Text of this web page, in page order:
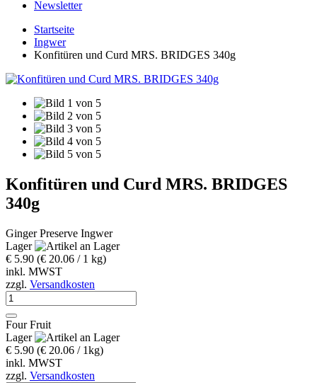
Newsletter
Startseite
Ingwer
Konfitüren und Curd MRS. BRIDGES 340g
Konfitüren und Curd MRS. BRIDGES
340g
Ginger Preserve Ingwer
Lager
€ 5.90 (€ 20.06 / 1 kg)
inkl. MWST
zzgl. Versandkosten
Four Fruit
Lager
€ 5.90 (€ 20.06 / 1kg)
inkl. MWST
zzgl. Versandkosten